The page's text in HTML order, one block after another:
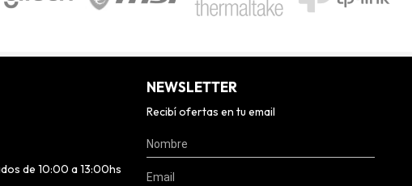
de 10:00 a 13:00hs
NEWSLETTER
Recibí ofertas en tu email